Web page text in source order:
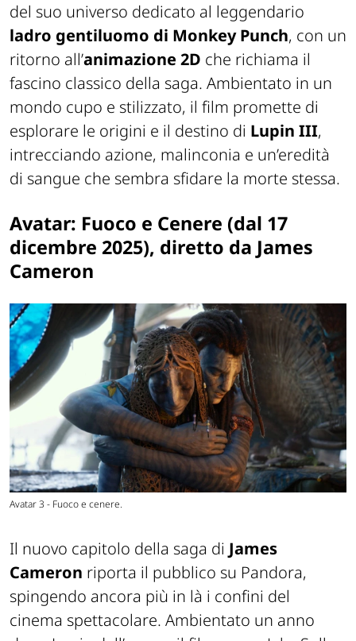
del suo universo dedicato al leggendario
ladro gentiluomo di Monkey Punch, con un
ritorno all’animazione 2D che richiama il
fascino classico della saga. Ambientato in un
mondo cupo e stilizzato, il film promette di
esplorare le origini e il destino di Lupin III,
intrecciando azione, malinconia e un’eredità
di sangue che sembra sfidare la morte stessa.
Avatar: Fuoco e Cenere (dal 17
dicembre 2025), diretto da James
Cameron
Avatar 3 - Fuoco e cenere.
Il nuovo capitolo della saga di James
Cameron riporta il pubblico su Pandora,
spingendo ancora più in là i confini del
cinema spettacolare. Ambientato un anno